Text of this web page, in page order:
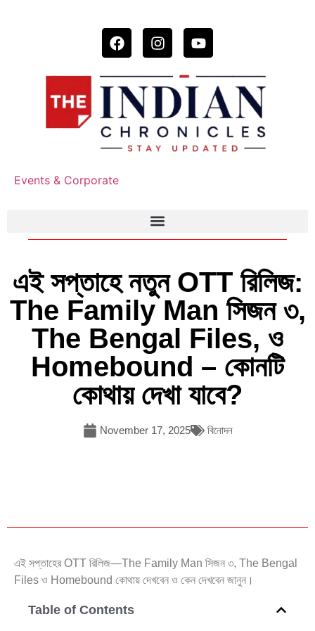
Events & Corporate
এই সপ্তাহে নতুন OTT রিলিজ:
The Family Man সিজন ৩,
The Bengal Files, ও
Homebound – কোনটি
কোথায় দেখা যাবে?
November 17, 2025 বিনোদন
এই সপ্তাহের OTT রিলিজ—The Family Man সিজন ৩, The Bengal
Files ও Homebound কোথায় দেখবেন ও কেন দেখবেন জানুন।
Table of Contents